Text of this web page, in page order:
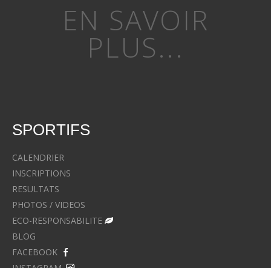
EN SAVOIR
PLUS...
SPORTIFS
CALENDRIER
INSCRIPTIONS
RESULTATS
PHOTOS / VIDEOS
ECO-RESPONSABILITE
BLOG
FACEBOOK